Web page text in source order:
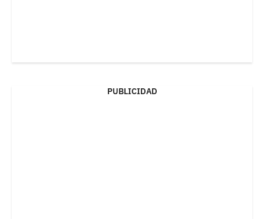
PUBLICIDAD